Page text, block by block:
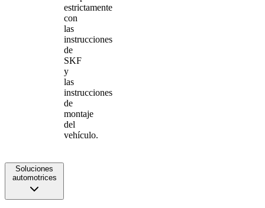
estrictamente
con
las
instrucciones
de
SKF
y
las
instrucciones
de
montaje
del
vehículo.
Soluciones
automotrices